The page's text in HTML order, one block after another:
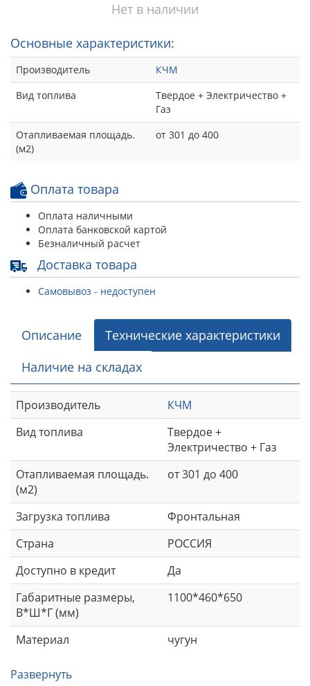
Нет в наличии
Основные характеристики:
Производитель
КЧМ
Вид топлива
Твердое + Электричество +
Газ
Отапливаемая площадь.
(м2)
от 301 до 400
Оплата товара
Оплата наличными
Оплата банковской картой
Безналичный расчет
Доставка товара
Самовывоз - недоступен
Описание
Технические характеристики
Наличие на складах
Производитель
КЧМ
Вид топлива
Твердое +
Электричество + Газ
Отапливаемая площадь.
(м2)
от 301 до 400
Загрузка топлива
Фронтальная
Страна
РОССИЯ
Доступно в кредит
Да
Габаритные размеры,
В*Ш*Г (мм)
1100*460*650
Материал чугун
Развернуть